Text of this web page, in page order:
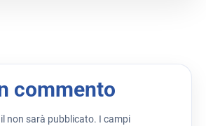
commento
non sarà pubblicato. I campi